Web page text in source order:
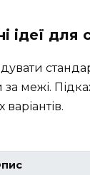
ідеї для
межі.